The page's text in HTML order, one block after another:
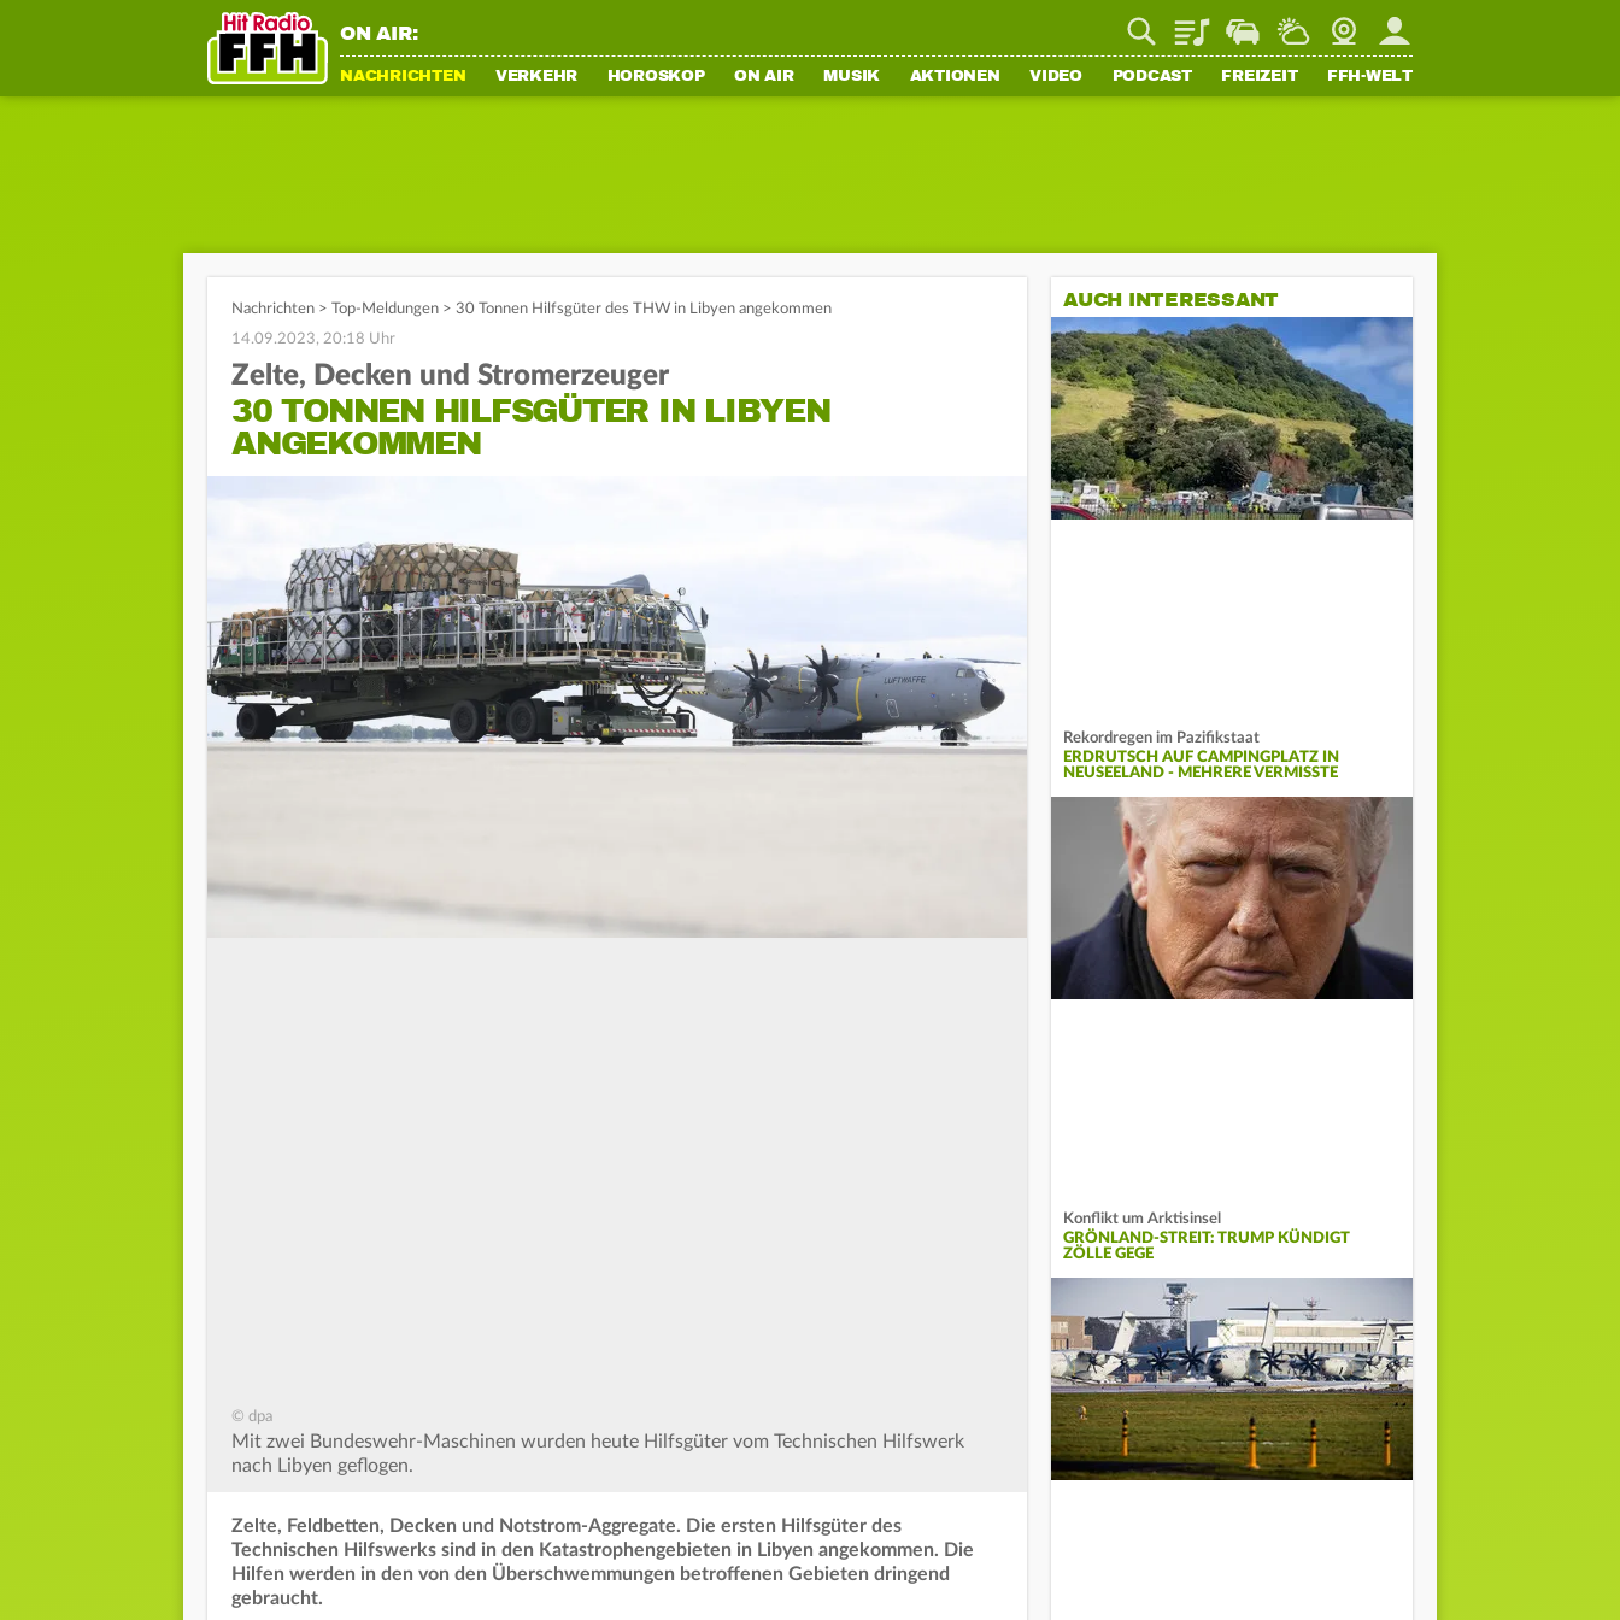
ON AIR: PlaylistStaupilotWetterWebcamMein FFH
NACHRICHTEN VERKEHR HOROSKOP ON AIR MUSIK AKTIONEN VIDEO PODCAST FREIZEIT FFH-WELT
Nachrichten > Top-Meldungen > 30 Tonnen Hilfsgüter des THW in Libyen angekommen
14.09.2023, 20:18 Uhr
Zelte, Decken und Stromerzeuger
30 TONNEN HILFSGÜTER IN LIBYEN
ANGEKOMMEN
© dpa
Mit zwei Bundeswehr-Maschinen wurden heute Hilfsgüter vom Technischen Hilfswerk
nach Libyen geflogen.
Zelte, Feldbetten, Decken und Notstrom-Aggregate. Die ersten Hilfsgüter des
Technischen Hilfswerks sind in den Katastrophengebieten in Libyen angekommen. Die
Hilfen werden in den von den Überschwemmungen betroffenen Gebieten dringend
gebraucht.
AUCH INTERESSANT
Rekordregen im Pazifikstaat
ERDRUTSCH AUF CAMPINGPLATZ IN
NEUSEELAND - MEHRERE VERMISSTE
Konflikt um Arktisinsel
GRÖNLAND-STREIT: TRUMP KÜNDIGT
ZÖLLE GEGE